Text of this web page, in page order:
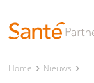
Home chevron_right Nieuws chevron_right